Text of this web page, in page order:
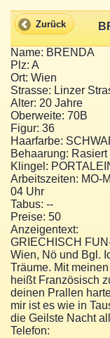
Zurück
Name: BRENDA
Plz: A
Ort: Wien
Strasse: Linzer
Alter: 20 Jahre
Oberweite: 70B
Figur: 36
Haarfarbe:
Behaarung: Rasiert
Klingel:
Arbeitszeiten: MO-
04 Uhr
Tabus: --
Preise: 50
Anzeigentext:
GRIECHISCH
Wien, Nö und Bgl.
Träume. Mit
heißt Französisch
deinen Prallen
mir ist es wie in
die Geilste Nacht
Telefon: